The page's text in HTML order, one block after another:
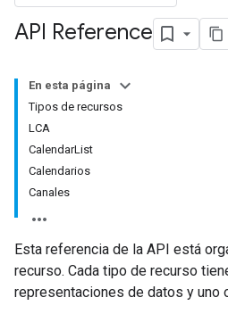
API Reference
En esta página
Tipos de recursos
LCA
CalendarList
Calendarios
Canales
Esta referencia de la API está
recurso. Cada tipo de recurso
representaciones de datos y uno